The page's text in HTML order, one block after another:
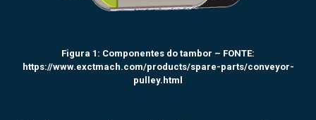
Figura 1: Componentes do tambor – FONTE:
https://www.exctmach.com/products/spare-parts/conveyor-
pulley.html